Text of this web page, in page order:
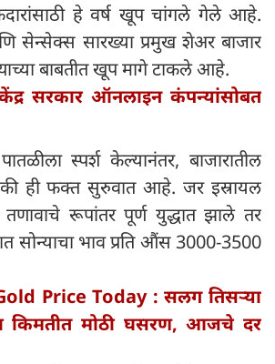
हे वर्ष खूप चांगले गेले आहे.
सेन्सेक्स सारख्या प्रमुख शेअर बाजार
बाबतीत खूप मागे टाकले आहे.
सरकार ऑनलाइन कंपन्यांसोबत
स्पर्श केल्यानंतर, बाजारातील
ही फक्त सुरुवात आहे. जर इस्रायल
रूपांतर पूर्ण युद्धात झाले तर
सोन्याचा भाव प्रति औंस 3000-3500
Price Today : सलग तिसऱ्या
किमतीत मोठी घसरण, आजचे दर